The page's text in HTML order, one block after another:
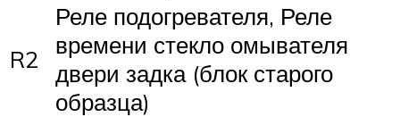
R2
Реле подогревателя, Реле
времени стекло омывателя
двери задка (блок старого
образца)